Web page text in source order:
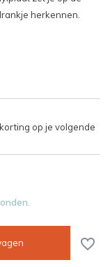
herkennen.
korting op je volgende